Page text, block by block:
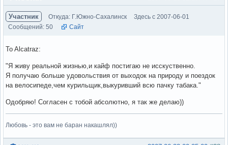
Участник Откуда: Г.Южно-Сахалинск
Здесь с 2007-06-01
Сообщений: 50
Сайт
To Alcatraz:
"Я живу реальной жизнью,и кайф постигаю не исскуственно.
Я получаю больше удовольствия от выходок на природу и поездок
на велосипеде,чем курильщик,выкуривший всю пачку табака."
Одобряю! Согласен с тобой абсолютно, я так же делаю))
Любовь - это вам не баран накашлял))